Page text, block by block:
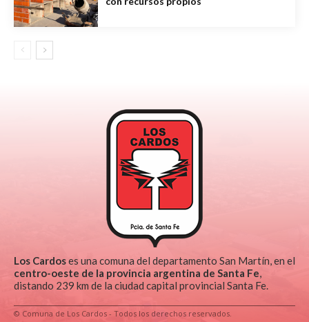
Los Cardoses una comuna del departamento San Martín, en el
centro-oeste de la provincia argentina de Santa Fe,
distando 239 km de la ciudad capital provincial Santa Fe.
© Comuna de Los Cardos - Todos los derechos reservados.